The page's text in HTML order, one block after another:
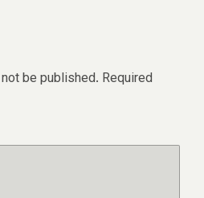
be published. Required